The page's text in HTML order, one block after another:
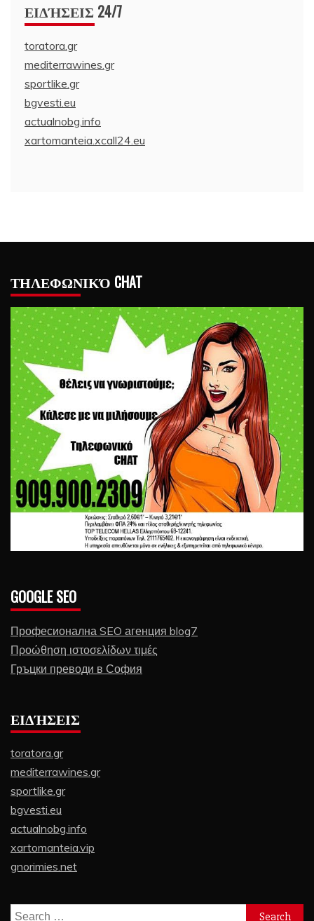
ΕΙΔΉΣΕΙΣ 24/7
toratora.gr
mediterrawines.gr
sportlike.gr
bgvesti.eu
actualnobg.info
xartomanteia.xcall24.eu
ΤΗΛΕΦΩΝΙΚΌ CHAT
GOOGLE SEO
Професионална SEO агенция blog7
Προώθηση ιστοσελίδων τιμές
Гръцки преводи в София
ΕΙΔΉΣΕΙΣ
toratora.gr
mediterrawines.gr
sportlike.gr
bgvesti.eu
actualnobg.info
xartomanteia.vip
gnorimies.net
Search